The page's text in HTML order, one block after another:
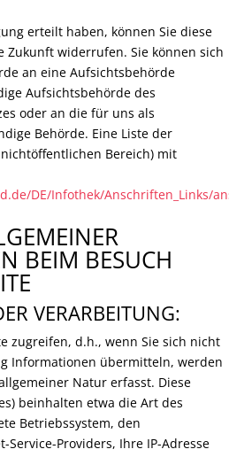
erteilt haben, können Sie diese
widerrufen. Sie können sich
an eine Aufsichtsbehörde
Aufsichtsbehörde des
oder an die für uns als
Behörde. Eine Liste der
Bereich) mit
DE/Infothek/Anschriften_Links/
BEIM BESUCH
VERARBEITUNG:
zugreifen, d.h., wenn Sie sich nicht
Informationen übermitteln, werden
Natur erfasst. Diese
beinhalten etwa die Art des
Betriebssystem, den
Providers, Ihre IP-Adresse